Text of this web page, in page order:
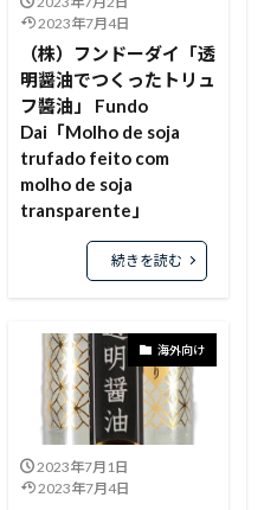
2023年7月4日
（株）フンドーダイ「透
明醤油でつくったトリュ
フ醬油」 Fundo
Dai「Molho de soja
trufado feito com
molho de soja
transparente」
続きを読む
海外向け
2023年7月1日
2023年7月4日